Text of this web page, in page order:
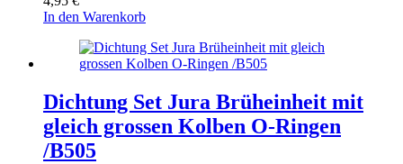
In den Warenkorb
Dichtung Set Jura Brüheinheit mit
gleich grossen Kolben O-Ringen
/B505